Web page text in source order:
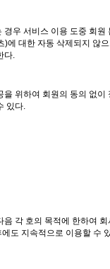
우 서비스 이용 도중 회원
)에 대한 자동 삭제되지 않
다.
위하여 회원의 동의 없이
있다.
각 호의 목적에 한하여 회
도 지속적으로 이용할 수